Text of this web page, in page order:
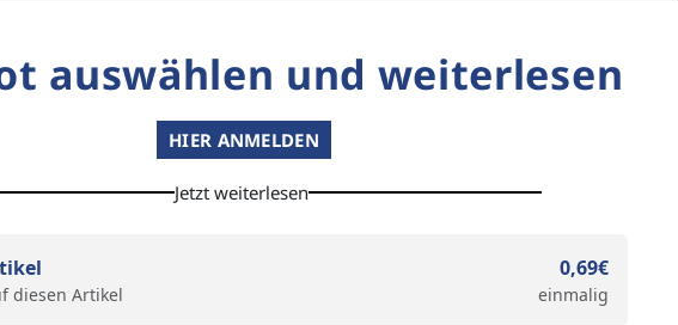
auswählen und weiterlesen
HIER ANMELDEN
Jetzt weiterlesen
diesen Artikel
0,69€
einmalig